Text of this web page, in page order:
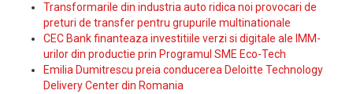
Transformarile din industria auto ridica noi provocari de
preturi de transfer pentru grupurile multinationale
CEC Bank finanteaza investitiile verzi si digitale ale IMM-
urilor din productie prin Programul SME Eco-Tech
Emilia Dumitrescu preia conducerea Deloitte Technology
Delivery Center din Romania